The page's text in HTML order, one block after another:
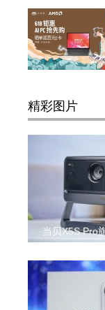
精彩图片
当贝X5S Pro